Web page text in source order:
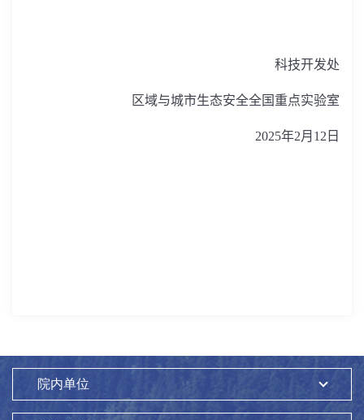
科技开发处
区域与城市生态安全全国重点实验室
2025年2月 12 日
院内单位